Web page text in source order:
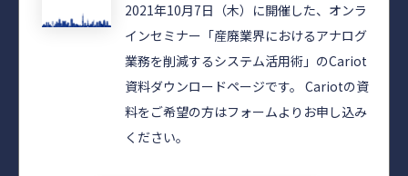
2021年10月7日（木）に開催した、オンラ
インセミナー「産廃業界におけるアナログ
業務を削減するシステム活用術」のCariot
資料ダウンロードページです。 Cariotの資
料をご希望の方はフォームよりお申し込み
ください。